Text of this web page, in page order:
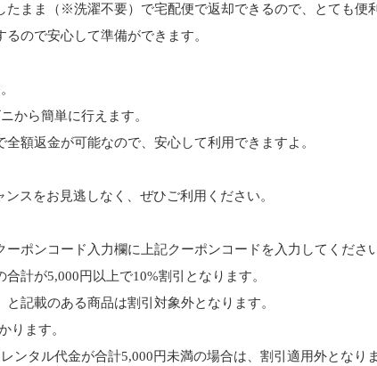
まま（※洗濯不要）で宅配便で返却できるので、とても便
ので安心して準備ができます。
から簡単に行えます。
額返金が可能なので、安心して利用できますよ。
スをお見逃しなく、ぜひご利用ください。
ポンコード入力欄に上記クーポンコードを入力してくださ
計が5,000円以上で10%割引となります。
記載のある商品は割引対象外となります。
ります。
タル代金が合計5,000円未満の場合は、割引適用外となりま